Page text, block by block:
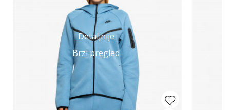
Detaljnije
Brzi pregled